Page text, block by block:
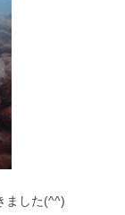
ました(^^)